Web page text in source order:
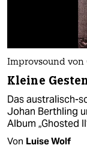
Improvsound von
Kleine
Das australisch-
Johan Berthling
Album „Ghosted
Von Luise Wolf